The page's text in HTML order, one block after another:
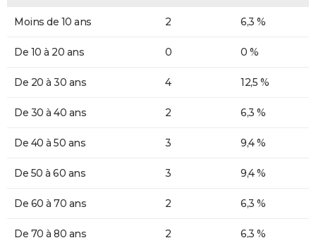
Moins de 10 ans 2 6,3 %
De 10 à 20 ans 0 0 %
De 20 à 30 ans 4 12,5 %
De 30 à 40 ans 2 6,3 %
De 40 à 50 ans 3 9,4 %
De 50 à 60 ans 3 9,4 %
De 60 à 70 ans 2 6,3 %
De 70 à 80 ans 2 6,3 %